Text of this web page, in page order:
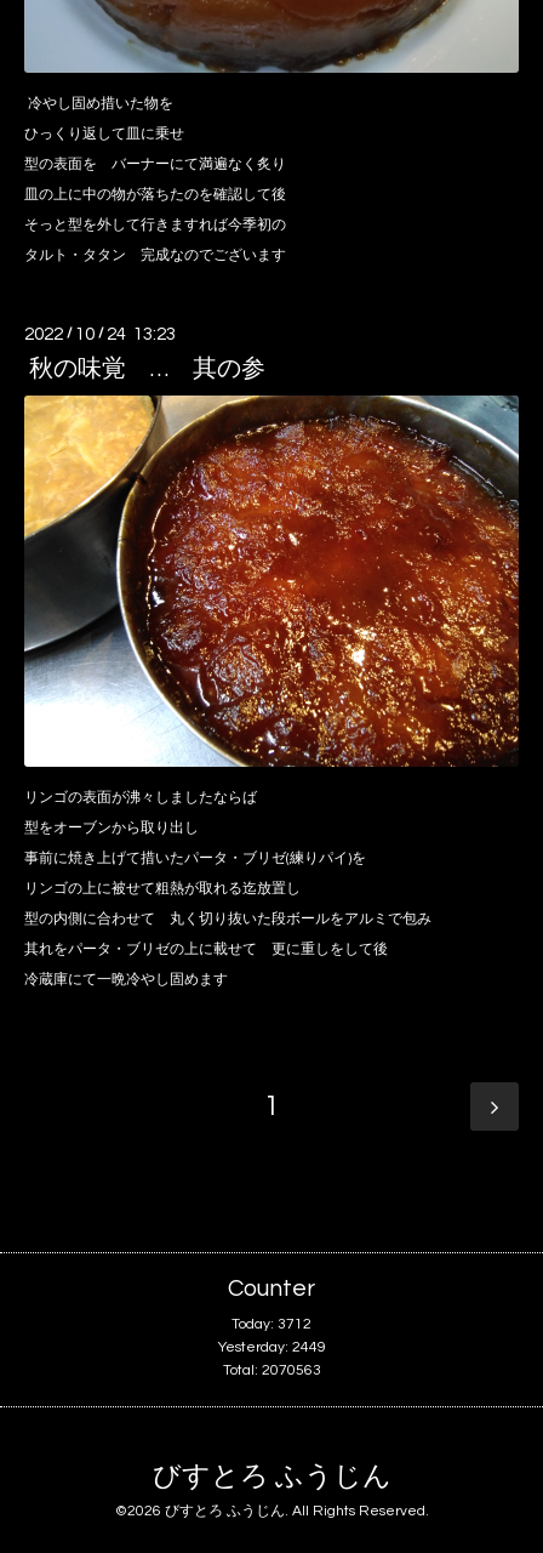
冷やし固め措いた物を
ひっくり返して皿に乗せ
型の表面を バーナーにて満遍なく炙り
皿の上に中の物が落ちたのを確認して後
そっと型を外して行きますれば今季初の
タルト・タタン 完成なのでございます
2022 / 10 / 24 13:23
秋の味覚 … 其の参
リンゴの表面が沸々しましたならば
型をオーブンから取り出し
事前に焼き上げて措いたパータ・ブリゼ(練りパイ)を
リンゴの上に被せて粗熱が取れる迄放置し
型の内側に合わせて 丸く切り抜いた段ボールをアルミで包み
其れをパータ・ブリゼの上に載せて 更に重しをして後
冷蔵庫にて一晩冷やし固めます
1
Counter
Today: 3712
Yesterday: 2449
Total: 2070563
びすとろ ふうじん
©2026 びすとろ ふうじん. All Rights Reserved.